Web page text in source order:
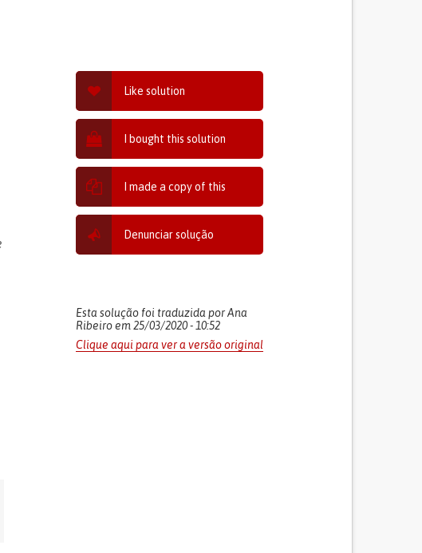
Like solution
I bought this solution
I made a copy of this
Denunciar solução
Esta solução foi traduzida por Ana
Ribeiro em 25/03/2020 - 10:52
Clique aqui para ver a versão original